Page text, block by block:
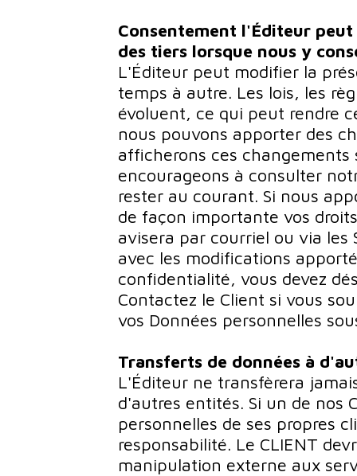
Consentement l'Éditeur
des tiers lorsque nous y
L'Éditeur peut modifier la
temps à autre. Les lois, les
évoluent, ce qui peut rendre
nous pouvons apporter des
afficherons ces
encourageons à consulter
rester au courant. Si nous
de façon importante vos
avisera par courriel ou via les
avec les modifications
confidentialité, vous devez
Contactez le Client si vous
vos Données personnelles
Transferts de données à
L'Éditeur ne transfèrera
d'autres entités. Si un de nos
personnelles de ses propres
responsabilité. Le CLIENT
manipulation externe aux